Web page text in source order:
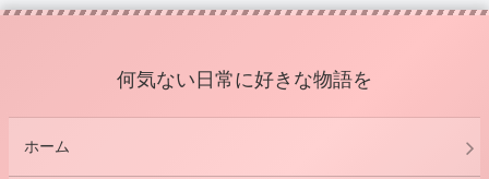
何気ない日常に好きな物語を
ホーム